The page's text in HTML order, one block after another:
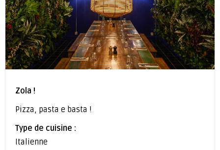
Zola !
Pizza, pasta e basta !
Type de cuisine :
Italienne